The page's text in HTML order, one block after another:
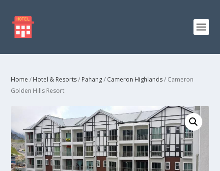
Home / Hotel & Resorts/ Pahang/ Cameron Highlands/ Cameron
Golden Hills Resort